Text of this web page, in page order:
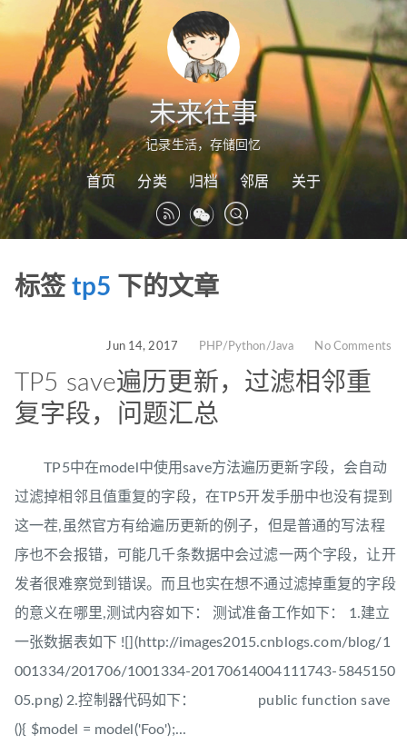
未来往事
记录生活，存储回忆
首页 分类 归档 邻居 关于
标签tp5 下的文章
Jun 14, 2017 PHP/Python/Java No Comments
TP5 save遍历更新，过滤相邻重
复字段，问题汇总
TP5中在model中使用save方法遍历更新字段，会自动
过滤掉相邻且值重复的字段，在TP5开发手册中也没有提到
这一茬,虽然官方有给遍历更新的例子，但是普通的写法程
序也不会报错，可能几千条数据中会过滤一两个字段，让开
发者很难察觉到错误。而且也实在想不通过滤掉重复的字段
的意义在哪里,测试内容如下： 测试准备工作如下： 1.建立
一张数据表如下 ![](http://images2015.cnblogs.com/blog/1
001334/201706/1001334-20170614004111743-5845150
05.png) 2.控制器代码如下： public function save
(){ $model = model('Foo');...